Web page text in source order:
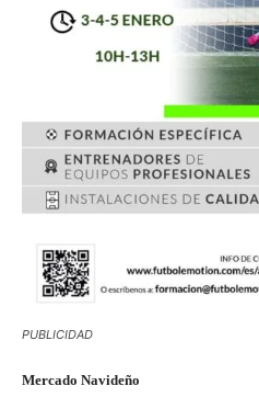
PUBLICIDAD
Mercado Navideño